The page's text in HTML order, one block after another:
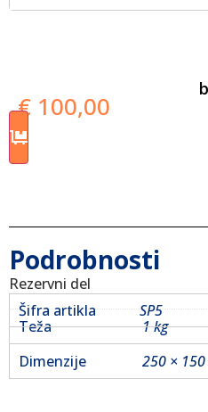
€ 100,00
Podrobnosti
Rezervni del
Šifra artikla
SP5
Teža
1 kg
Dimenzije
250 ×